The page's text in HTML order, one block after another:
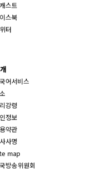
스트
스북
터
어서비스
강령
정보
약관
사명
map
방송위원회